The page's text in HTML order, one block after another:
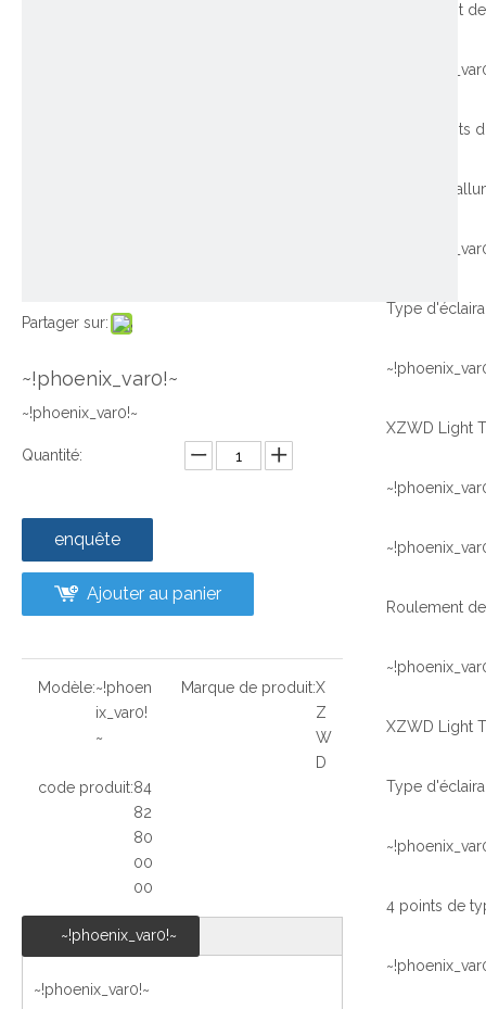
Partager sur:
~!phoenix_var0!~
~!phoenix_var0!~
Quantité:
enquête
Ajouter au panier
Modèle:~!phoen
ix_var0!
~
Marque de produit:X
Z
W
D
code produit:84
82
80
00
00
~!phoenix_var0!~
~!phoenix_var0!~
Roulement
Type